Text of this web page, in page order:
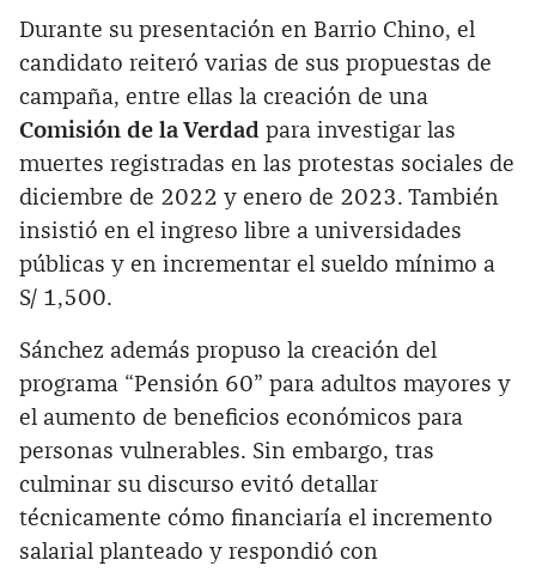
Durante su presentación en Barrio Chino, el
candidato reiteró varias de sus propuestas de
campaña, entre ellas la creación de una
Comisión de la Verdad para investigar las
muertes registradas en las protestas sociales de
diciembre de 2022 y enero de 2023. También
insistió en el ingreso libre a universidades
públicas y en incrementar el sueldo mínimo a
S/ 1,500.
Sánchez además propuso la creación del
programa “Pensión 60” para adultos mayores y
el aumento de beneficios económicos para
personas vulnerables. Sin embargo, tras
culminar su discurso evitó detallar
técnicamente cómo financiaría el incremento
salarial planteado y respondió con